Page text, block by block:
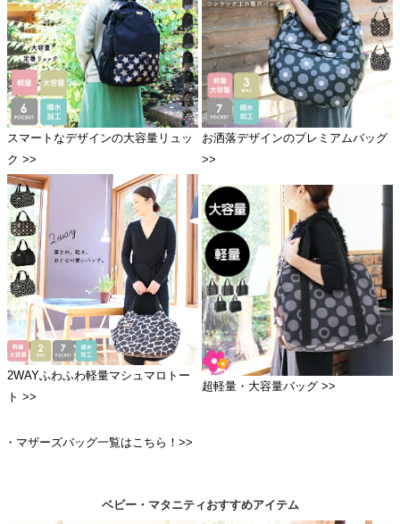
スマートなデザインの大容量リュッ
ク >>
お洒落デザインのプレミアムバッグ
>>
2WAYふわふわ軽量マシュマロトー
ト >>
超軽量・大容量バッグ >>
・マザーズバッグ一覧はこちら！>>
ベビー・マタニティおすすめアイテム